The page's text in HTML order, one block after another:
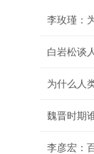
李玫瑾：
白岩松谈
为什么人
魏晋时期
李彦宏：